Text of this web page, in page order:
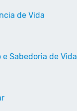
de Vida
Sabedoria de Vida